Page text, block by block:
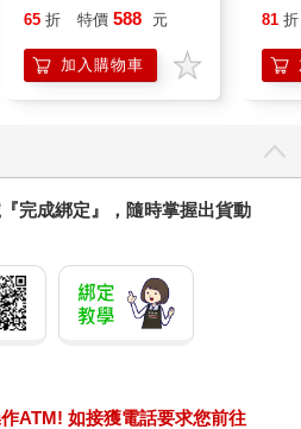
65 折 特價 588 元
加入購物車
入
81 折
完成綁定』，隨時掌握出貨動
ATM! 如接獲電話要求您前往